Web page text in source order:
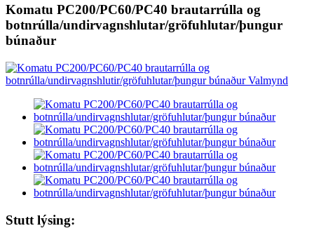
Komatu PC200/PC60/PC40 brautarrúlla og
botnrúlla/undirvagnshlutar/gröfuhlutar/þungur
búnaður
Stutt lýsing: